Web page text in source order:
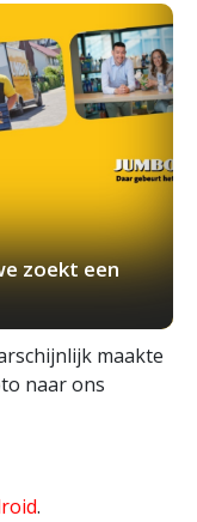
zoekt een
maakte
naar ons
.